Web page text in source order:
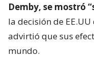
Demby, se mostró
la decisión de
advirtió que sus
mundo.